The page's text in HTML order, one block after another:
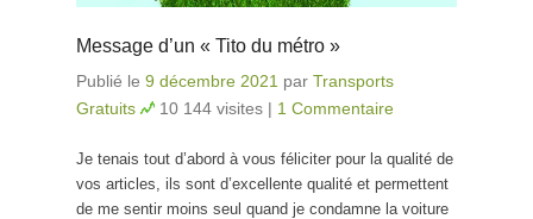
Message d’un « Tito du métro »
Publié le 9 décembre 2021 par Transports
Gratuits
10 144 visites | 1 Commentaire
Je tenais tout d’abord à vous féliciter pour la qualité de
vos articles, ils sont d’excellente qualité et permettent
de me sentir moins seul quand je condamne la voiture